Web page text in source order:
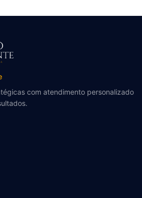
com atendimento personalizado